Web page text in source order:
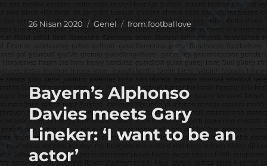
Yayın
tarihi
26 Nisan 2020 Kategoriler
Genel Etiketler
from:footballove
Bayern’s Alphonso
Davies meets Gary
Lineker: ‘I want to be an
actor’